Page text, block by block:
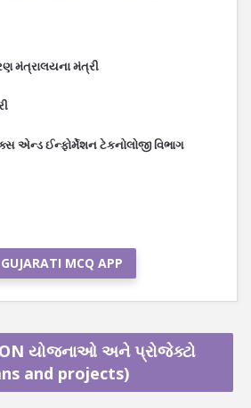
મંત્રાલયના મંત્રી
એન્ડ ઈન્ફોર્મેશન ટેકનોલોજી વિભાગ
MCQ APP
ON યોજનાઓ અને પ્રોજેક્ટો
and projects)